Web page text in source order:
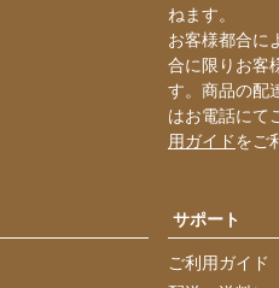
ねます。
お客様都合に
合に限りお客
す。商品の配
はお電話にて
用ガイドをご
サポート
ご利用ガイド